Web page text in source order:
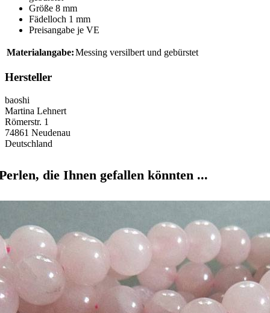
Größe 8 mm
Fädelloch 1 mm
Preisangabe je VE
Materialangabe:Messing versilbert und gebürstet
Hersteller
baoshi
Martina Lehnert
Römerstr. 1
74861 Neudenau
Deutschland
die Ihnen gefallen könnten ...